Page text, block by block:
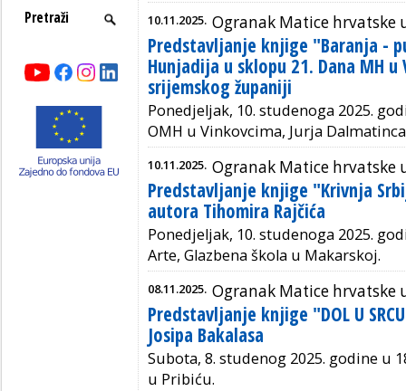
10.11.2025. Ogranak Matice hrvatske
Predstavljanje knjige "Baranja -
Hunjadija u sklopu 21. Dana MH u
srijemskog županiji
Ponedjeljak, 10. studenoga 2025.
OMH u Vinkovcima, Jurja
10.11.2025. Ogranak Matice hrvatske
Predstavljanje knjige "Krivnja
autora Tihomira Rajčića
Ponedjeljak, 10. studenoga 2025.
Arte, Glazbena škola u Makarskoj.
08.11.2025. Ogranak Matice hrvatske
Predstavljanje knjige "DOL U
Josipa Bakalasa
Subota, 8. studenog 2025. godine u
u Pribiću.